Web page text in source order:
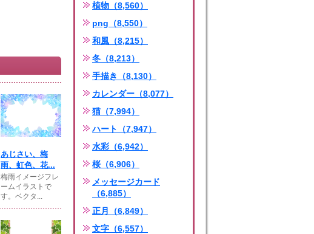
あじさい、梅
雨、虹色、花...
梅雨イメージフレ
ームイラストで
す。ベクタ...
植物（8,560）
png（8,550）
和風（8,215）
冬（8,213）
手描き（8,130）
カレンダー（8,077）
猫（7,994）
ハート（7,947）
水彩（6,942）
桜（6,906）
メッセージカード
（6,885）
正月（6,849）
文字（6,557）